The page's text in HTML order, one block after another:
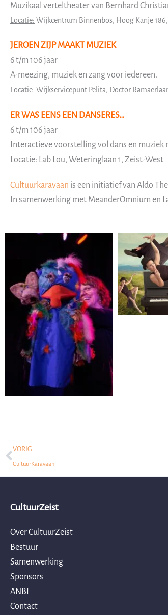
Muzikaal verteltheater van Bernhard
Locatie: Wijkcentrum Binnenbos, Hoog Kanje
JEROEN ZIJP MAAKT MUZIEK
6 t/m 106 jaar
A-meezing, muziek en zang voor iedereen.
Locatie: Wijkservicepunt Pelita, Doctor
ER WAS EENS EEN DANSERES…
6 t/m 106 jaar
Interactieve voorstelling vol dans en
Locatie: Lab Lou, Weteringlaan 1, Zeist-West
Cultuurkaravaan is een initiatief van Aldo
In samenwerking met MeanderOmnium en
Prev
VORIG
CultuurKaravaan
CultuurZeist
Over CultuurZeist
Bestuur
Samenwerking
Sponsors
ANBI
Contact